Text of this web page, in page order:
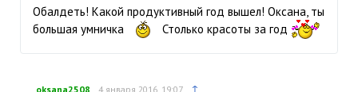
Обалдеть! Какой продуктивный год вышел! Оксана, ты
большая умничка
Столько красоты за год
oksana2508 4 января 2016, 19:07